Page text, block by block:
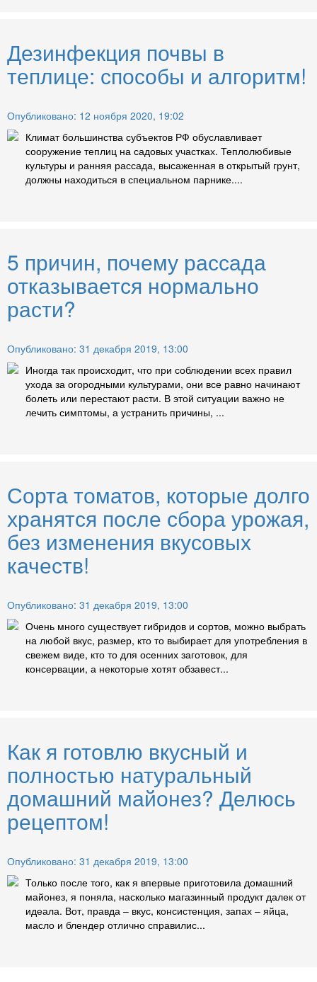
Дезинфекция почвы в
теплице: способы и алгоритм!
Опубликовано: 12 ноября 2020, 19:02
Климат большинства субъектов РФ обуславливает
сооружение теплиц на садовых участках. Теплолюбивые
культуры и ранняя рассада, высаженная в открытый грунт,
должны находиться в специальном парнике....
5 причин, почему рассада
отказывается нормально
расти?
Опубликовано: 31 декабря 2019, 13:00
Иногда так происходит, что при соблюдении всех правил
ухода за огородными культурами, они все равно начинают
болеть или перестают расти. В этой ситуации важно не
лечить симптомы, а устранить причины, ...
Сорта томатов, которые долго
хранятся после сбора урожая,
без изменения вкусовых
качеств!
Опубликовано: 31 декабря 2019, 13:00
Очень много существует гибридов и сортов, можно выбрать
на любой вкус, размер, кто то выбирает для употребления в
свежем виде, кто то для осенних заготовок, для
консервации, а некоторые хотят обзавест...
Как я готовлю вкусный и
полностью натуральный
домашний майонез? Делюсь
рецептом!
Опубликовано: 31 декабря 2019, 13:00
Только после того, как я впервые приготовила домашний
майонез, я поняла, насколько магазинный продукт далек от
идеала. Вот, правда – вкус, консистенция, запах – яйца,
масло и блендер отлично справилис...